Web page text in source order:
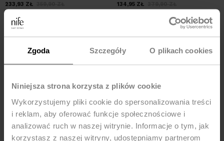
Zgoda Szczegóły O plikach cookies
Niniejsza strona korzysta z plików cookie
Wykorzystujemy pliki cookie do spersonalizowania treści
i reklam, aby oferować funkcje społecznościowe i
analizować ruch w naszej witrynie. Informacje o tym, jak
korzystasz z naszej witryny, udostępniamy partnerom
233,93 ZŁ 134,95 ZŁ
-33%